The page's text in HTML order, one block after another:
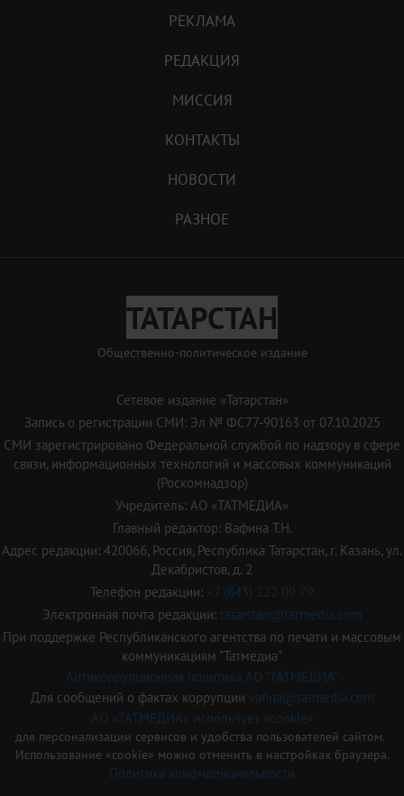
РЕКЛАМА
РЕДАКЦИЯ
МИССИЯ
КОНТАКТЫ
НОВОСТИ
РАЗНОЕ
ТАТАРСТАН
Общественно-политическое издание
Сетевое издание «Татарстан»
Запись о регистрации СМИ: Эл № ФС77-90163 от 07.10.2025
СМИ зарегистрировано Федеральной службой по надзору в сфере
связи, информационных технологий и массовых коммуникаций
(Роскомнадзор)
Учредитель: АО «ТАТМЕДИА»
Главный редактор: Вафина Т.Н.
Адрес редакции: 420066, Россия, Республика Татарстан, г. Казань, ул.
Декабристов, д. 2
Телефон редакции: +7 (843) 222 09 79
Электронная почта редакции: tatarstan@tatmedia.com
При поддержке Республиканского агентства по печати и массовым
коммуникациям "Татмедиа"
Антикоррупционная политика АО "ТАТМЕДИА"
Для сообщений о фактах коррупции vafina@tatmedia.com
АО «ТАТМЕДИА» использует «cookie»
для персонализации сервисов и удобства пользователей сайтом.
Использование «cookie» можно отменить в настройках браузера.
Политика конфиденциальности